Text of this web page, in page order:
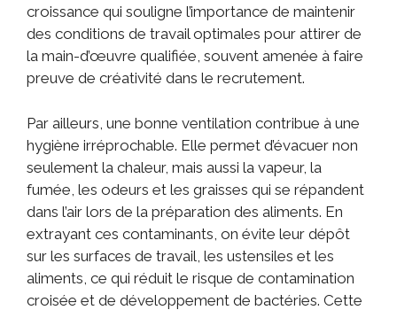
croissance qui souligne l’importance de maintenir
des conditions de travail optimales pour attirer de
la main-d’œuvre qualifiée, souvent amenée à faire
preuve de créativité dans le recrutement.
Par ailleurs, une bonne ventilation contribue à une
hygiène irréprochable. Elle permet d’évacuer non
seulement la chaleur, mais aussi la vapeur, la
fumée, les odeurs et les graisses qui se répandent
dans l’air lors de la préparation des aliments. En
extrayant ces contaminants, on évite leur dépôt
sur les surfaces de travail, les ustensiles et les
aliments, ce qui réduit le risque de contamination
croisée et de développement de bactéries. Cette